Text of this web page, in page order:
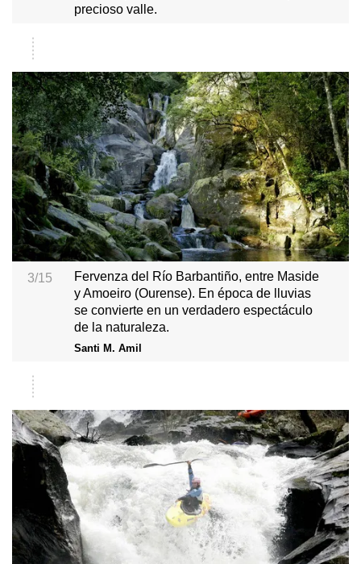
precioso valle.
3/15
Fervenza del Río Barbantiño, entre Maside
y Amoeiro (Ourense). En época de lluvias
se convierte en un verdadero espectáculo
de la naturaleza.
Santi M. Amil